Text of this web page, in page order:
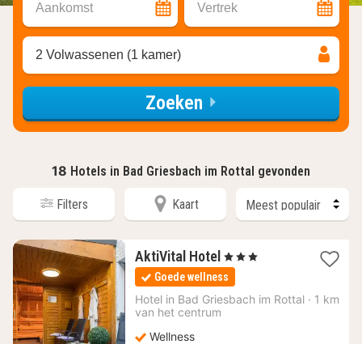
Aankomst Vertrek
2 Volwassenen (1 kamer)
Zoeken
18 Hotels in Bad Griesbach im Rottal gevonden
Filters Kaart
AktiVital Hotel 1
nacht
vanaf
214,80
, 3 Sterren
Goede wellness
Hotel in Bad Griesbach im Rottal · 1 km
van het centrum
Wellness